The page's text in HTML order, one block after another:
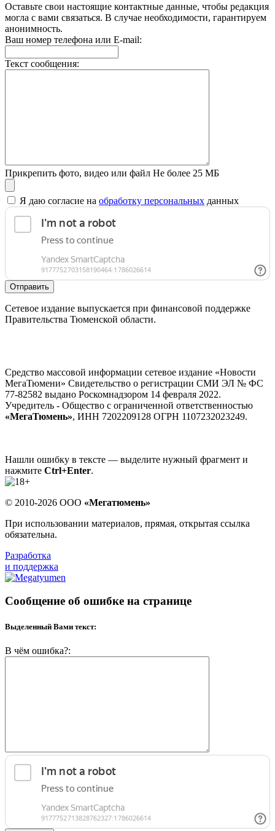
Оставьте свои настоящие контактные данные, чтобы редакция
могла с вами связаться. В случае необходимости, гарантируем
анонимность.
Ваш номер телефона или E-mail:
Текст сообщения:
Прикрепить фото, видео или файл Не более 25 МБ
Я даю согласие на обработку персональных данных
Отправить
Сетевое издание выпускается при финансовой поддержке
Правительства Тюменской области.
Средство массовой информации сетевое издание «Новости
МегаТюмени» Свидетельство о регистрации СМИ ЭЛ № ФС
77-82582 выдано Роскомнадзором 14 февраля 2022.
Учредитель - Общество с ограниченной ответственностью
«МегаТюмень», ИНН 7202209128 ОГРН 1107232023249.
Нашли ошибку в тексте — выделите нужный фрагмент и
нажмите Ctrl+Enter.
© 2010-2026 ООО «Мегатюмень»
При использовании материалов, прямая, открытая ссылка
обязательна.
Разработка
и поддержка
Сообщение об ошибке на странице
Выделенный Вами текст:
В чём ошибка?: